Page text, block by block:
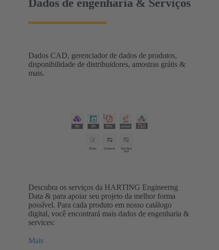
Dados de engenharia & Serviços
Dados CAD, gerenciador de dados de produtos,
disponibilidade de distribuidores, amostras grátis &
mais.
Descubra os serviços da HARTING Engineerng
Data & para apoiar seu projeto da melhor forma
possível. Para cada produto em nosso catálogo
digital, você encontrará mais dados de engenharia &
services:
Mais